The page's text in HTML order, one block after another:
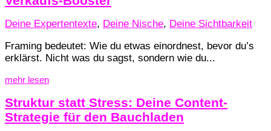
Deine Expertentexte, Deine Nische, Deine Sichtbarkeit
Framing bedeutet: Wie du etwas einordnest, bevor du’s
erklärst. Nicht was du sagst, sondern wie du...
mehr lesen
Struktur statt Stress: Deine Content-
Strategie für den Bauchladen